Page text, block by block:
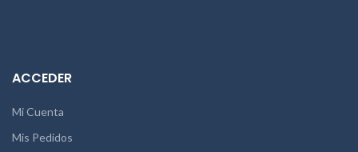
ACCEDER
Mi Cuenta
Mis Pedidos